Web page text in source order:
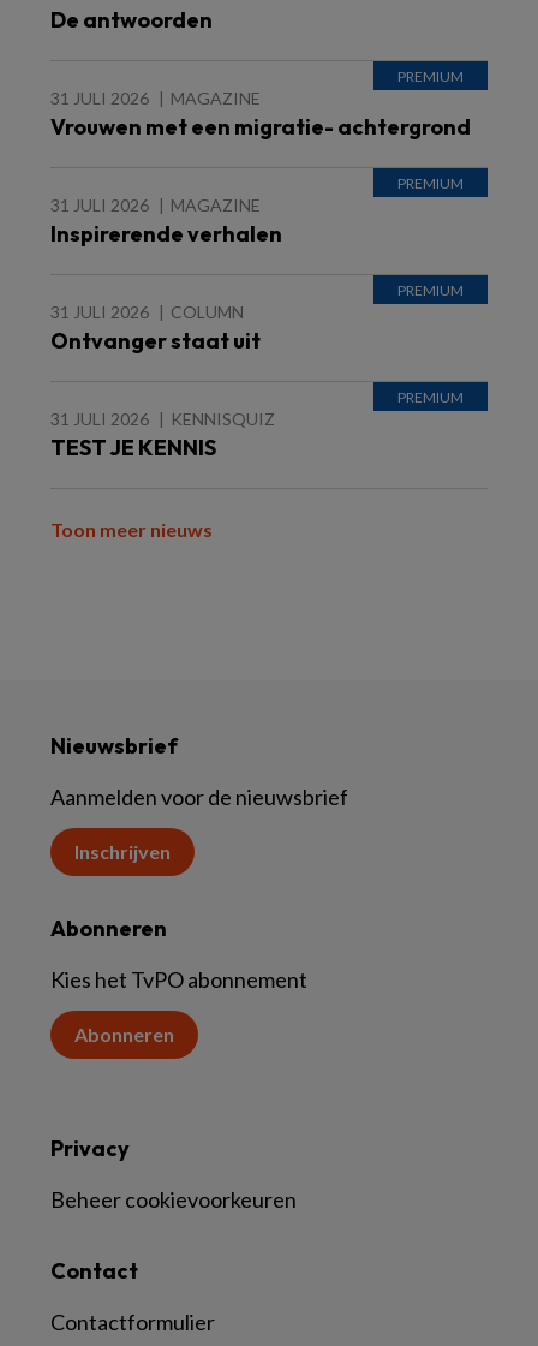
De antwoorden
31 JULI 2026 MAGAZINE
Vrouwen met een migratie- achtergrond
31 JULI 2026 MAGAZINE
Inspirerende verhalen
31 JULI 2026 COLUMN
Ontvanger staat uit
31 JULI 2026 KENNISQUIZ
TEST JE KENNIS
Toon meer nieuws
Nieuwsbrief
Aanmelden voor de nieuwsbrief
Inschrijven
Abonneren
Kies het TvPO abonnement
Abonneren
Contact
Contactformulier
Privacy
Beheer cookievoorkeuren